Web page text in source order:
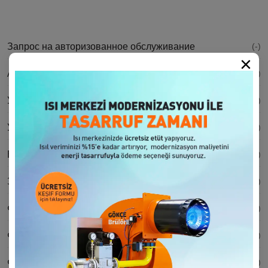
Запрос на авторизованное обслуживание (-)
Авторизованные сервисные центры (-)
Условия гарантии (-)
Удовлетворенность клиентов (-)
Важность периодического обслуживания (-)
Запрос на запасные части (-)
Форма заявки на авторизованное обслуживание (-)
Форма дополнительной гарантии (-)
Форма заявки на модернизацию горелки (-)
×